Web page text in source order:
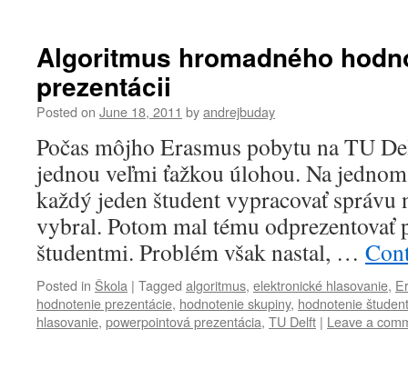
Algoritmus hromadného
prezentácii
Posted on June 18, 2011 byandrejbuday
Počas môjho Erasmus pobytu na TU
jednou veľmi ťažkou úlohou. Na
každý jeden študent vypracovať správu
vybral. Potom mal tému odprezentovať
študentmi. Problém však nastal, …
Posted in Škola | Tagged algoritmus, elektronické hlasovanie,
hodnotenie prezentácie, hodnotenie skupiny, hodnotenie
hlasovanie, powerpointová prezentácia, TU Delft | Leave a